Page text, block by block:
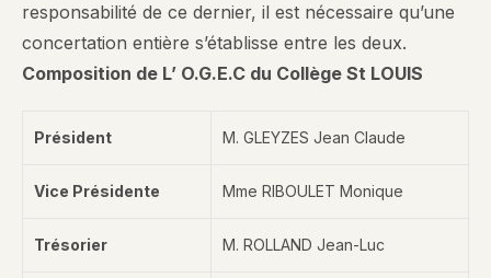
responsabilité de ce dernier, il est nécessaire qu’une
concertation entière s’établisse entre les deux.
Composition de L’ O.G.E.C du Collège St LOUIS
Président M. GLEYZES Jean Claude
Vice Présidente Mme RIBOULET Monique
Trésorier M. ROLLAND Jean-Luc